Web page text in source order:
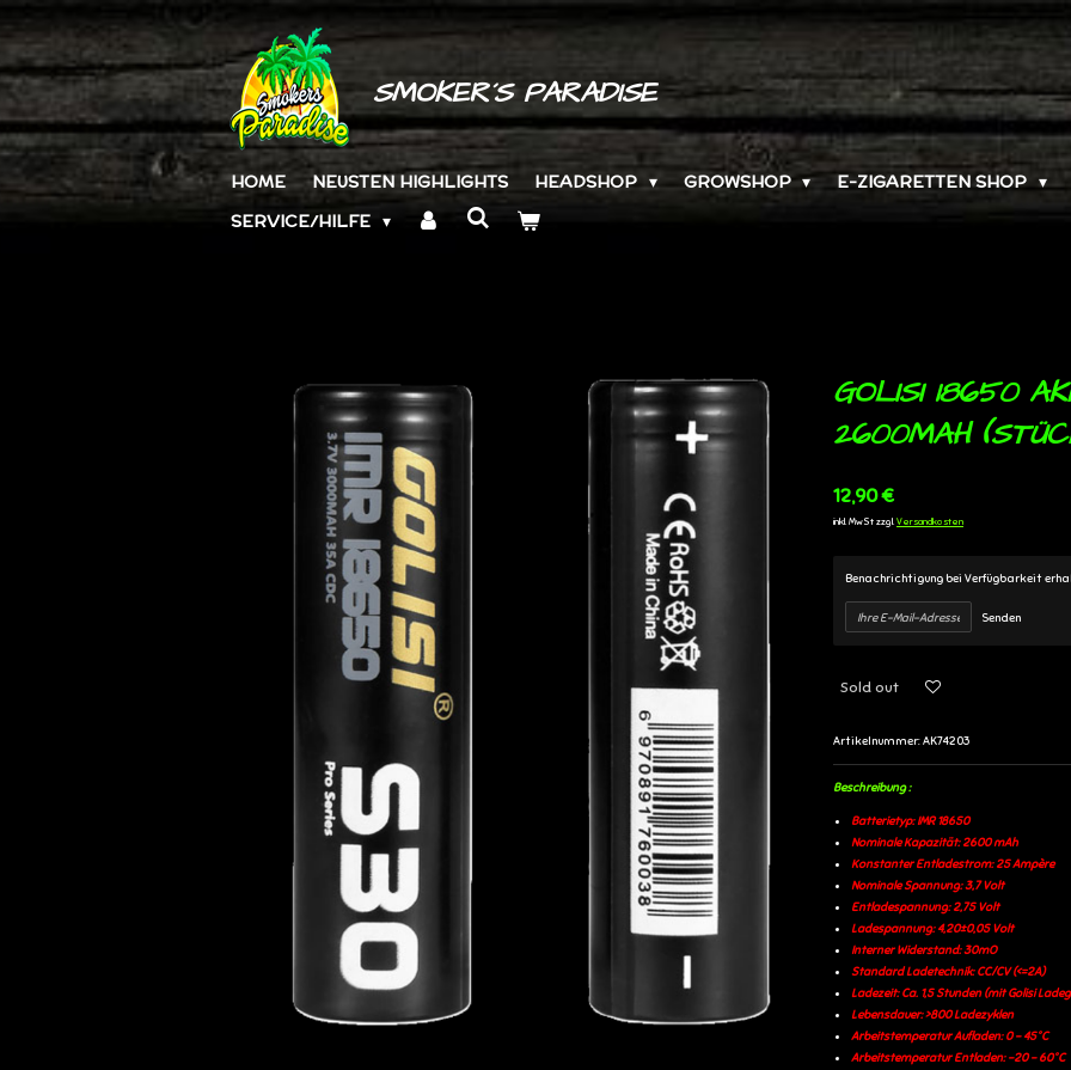
Zum
Hauptinhalt
springen
SMOKER´S PARADISE
HOME NEUSTEN HIGHLIGHTS HEADSHOP GROWSHOP E-ZIGARETTEN SHOP
SERVICE/HILFE
GOLISI 18650
2600MAH
12,90 €
inkl. MwSt zzgl. Versandkosten
Benachrichtigung bei Verfügbarkeit
Senden
Sold out
Artikelnummer:AK74203
Beschreibung :
Batterietyp: IMR 18650
Nominale Kapazität: 2600 mAh
Konstanter Entladestrom: 25 Ampère
Nominale Spannung: 3,7 Volt
Entladespannung: 2,75 Volt
Ladespannung: 4,20±0,05 Volt
Interner Widerstand: 30mO
Standard Ladetechnik: CC/CV (<=2A)
Ladezeit: Ca. 1,5 Stunden (mit Golisi
Lebensdauer: >800 Ladezyklen
Arbeitstemperatur Aufladen: 0 - 45°C
Arbeitstemperatur Entladen: -20 - 60°C